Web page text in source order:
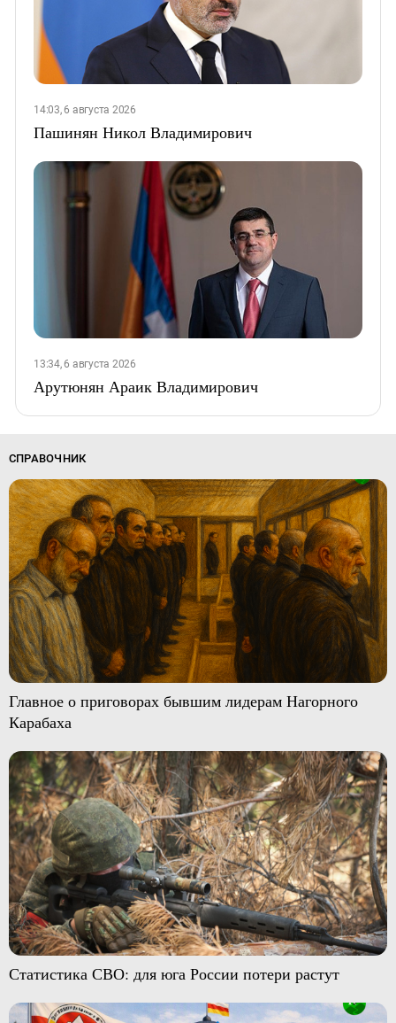
14:03, 6 августа 2026
Пашинян Никол Владимирович
13:34, 6 августа 2026
Арутюнян Араик Владимирович
СПРАВОЧНИК
Главное о приговорах бывшим лидерам Нагорного
Карабаха
Статистика СВО: для юга России потери растут